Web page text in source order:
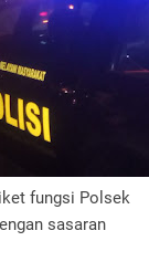
fungsi Polsek
sasaran